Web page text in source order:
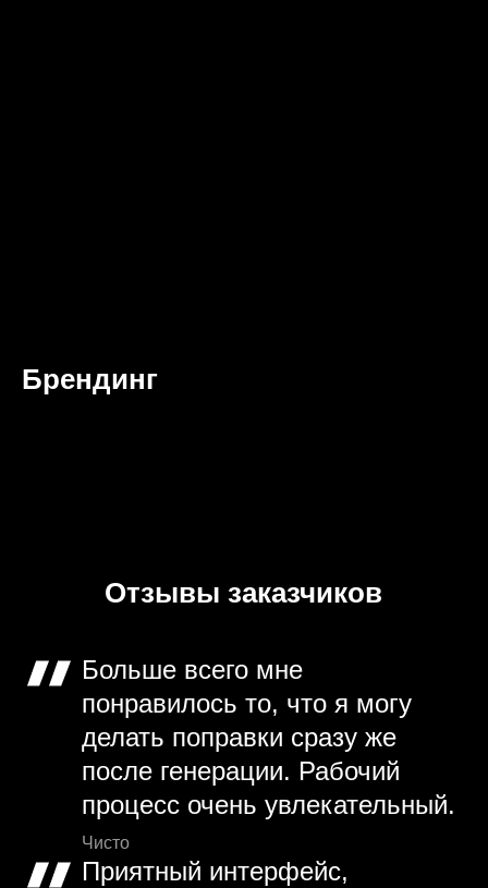
Брендинг
Отзывы заказчиков
Больше всего мне
понравилось то, что я могу
делать поправки сразу же
после генерации. Рабочий
процесс очень увлекательный.
Чисто
Приятный интерфейс,